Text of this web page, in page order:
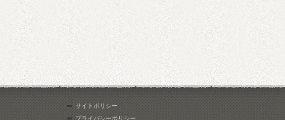
サイトポリシー
プライバシーポリシー